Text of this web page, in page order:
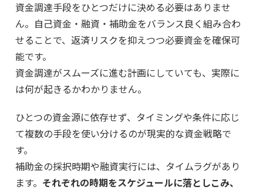
資金調達手段をひとつだけに決める必要はありませ
ん。自己資金・融資・補助金をバランス良く組み合わ
せることで、返済リスクを抑えつつ必要資金を確保可
能です。
資金調達がスムーズに進む計画にしていても、実際に
は何が起きるかわかりません。
ひとつの資金源に依存せず、タイミングや条件に応じ
て複数の手段を使い分けるのが現実的な資金戦略で
す。
補助金の採択時期や融資実行には、タイムラグがあり
ます。 それぞれの時期をスケジュールに落としこみ、